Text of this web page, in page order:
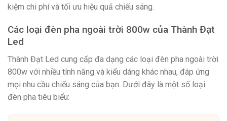
kiệm chi phí và tối ưu hiệu quả chiếu sáng.
Các loại đèn pha ngoài trời 800w của Thành Đạt
Led
Thành Đạt Led cung cấp đa dạng các loại đèn pha ngoài trời
800w với nhiều tính năng và kiểu dáng khác nhau, đáp ứng
mọi nhu cầu chiếu sáng của bạn. Dưới đây là một số loại
đèn pha tiêu biểu: